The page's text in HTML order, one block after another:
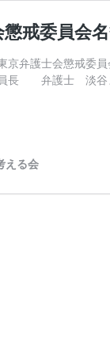
懲戒委員会
京弁護士会懲戒委
員長 弁護士 淡谷
える会